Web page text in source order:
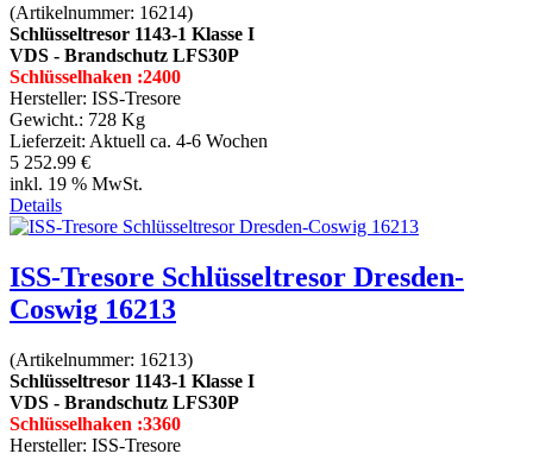
(Artikelnummer: 16214)
Schlüsseltresor 1143-1 Klasse I
VDS - Brandschutz LFS30P
Schlüsselhaken :2400
Hersteller: ISS-Tresore
Gewicht.: 728 Kg
Lieferzeit: Aktuell ca. 4-6 Wochen
5 252.99 €
inkl. 19 % MwSt.
Details
ISS-Tresore Schlüsseltresor Dresden-
Coswig 16213
(Artikelnummer: 16213)
Schlüsseltresor 1143-1 Klasse I
VDS - Brandschutz LFS30P
Schlüsselhaken :3360
Hersteller: ISS-Tresore